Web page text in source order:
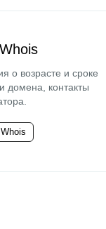
о возрасте и сроке
домена, контакты